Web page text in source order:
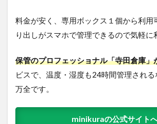
料金が安く、専用ボックス１個から利用
り出しがスマホで管理できるので気軽に
保管のプロフェッショナル「寺田倉庫」
ビスで、温度・湿度も24時間管理され
万全です。
minikuraの公式サイト